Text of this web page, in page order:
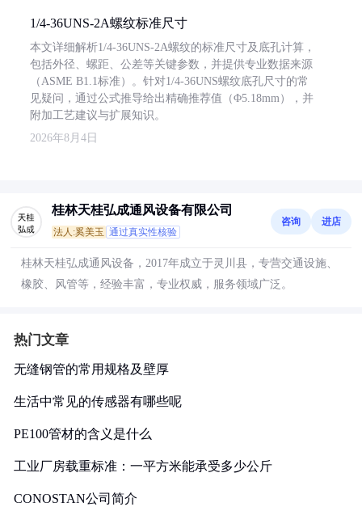
1/4-36UNS-2A螺纹标准尺寸
本文详细解析1/4-36UNS-2A螺纹的标准尺寸及底孔计算，
包括外径、螺距、公差等关键参数，并提供专业数据来源
（ASME B1.1标准）。针对1/4-36UNS螺纹底孔尺寸的常
见疑问，通过公式推导给出精确推荐值（Φ5.18mm），并
附加工艺建议与扩展知识。
2026年8月4日
桂林天桂弘成通风设备有限公司
法人:奚美玉 通过真实性核验
咨询 进店
桂林天桂弘成通风设备，2017年成立于灵川县，专营交通设施、
橡胶、风管等，经验丰富，专业权威，服务领域广泛。
热门文章
无缝钢管的常用规格及壁厚
生活中常见的传感器有哪些呢
PE100管材的含义是什么
工业厂房载重标准：一平方米能承受多少公斤
CONOSTAN公司简介